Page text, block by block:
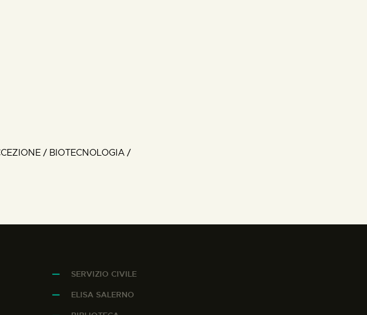
/ BIOTECNOLOGIA /
SERVIZIO CIVILE
ELISA SALERNO